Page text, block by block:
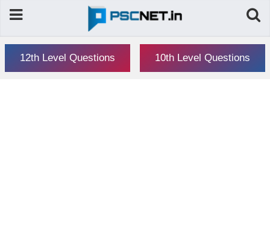
12th Level Questions 10th Level Questions